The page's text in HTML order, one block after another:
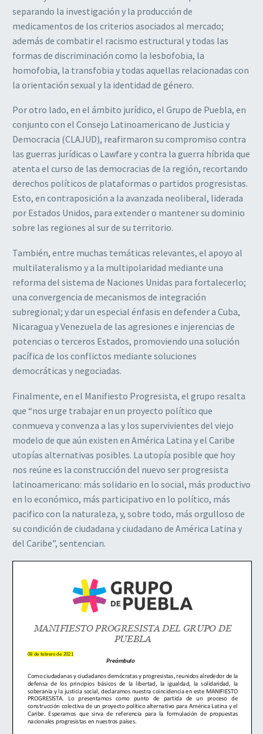
separando la investigación y la producción de
medicamentos de los criterios asociados al mercado;
además de combatir el racismo estructural y todas las
formas de discriminación como la lesbofobia, la
homofobia, la transfobia y todas aquellas relacionadas con
la orientación sexual y la identidad de género.
Por otro lado, en el ámbito jurídico, el Grupo de Puebla, en
conjunto con el Consejo Latinoamericano de Justicia y
Democracia (CLAJUD), reafirmaron su compromiso contra
las guerras jurídicas o Lawfare y contra la guerra híbrida que
atenta el curso de las democracias de la región, recortando
derechos políticos de plataformas o partidos progresistas.
Esto, en contraposición a la avanzada neoliberal, liderada
por Estados Unidos, para extender o mantener su dominio
sobre las regiones al sur de su territorio.
También, entre muchas temáticas relevantes, el apoyo al
multilateralismo y a la multipolaridad mediante una
reforma del sistema de Naciones Unidas para fortalecerlo;
una convergencia de mecanismos de integración
subregional; y dar un especial énfasis en defender a Cuba,
Nicaragua y Venezuela de las agresiones e injerencias de
potencias o terceros Estados, promoviendo una solución
pacífica de los conflictos mediante soluciones
democráticas y negociadas.
Finalmente, en el Manifiesto Progresista, el grupo resalta
que “nos urge trabajar en un proyecto político que
conmueva y convenza a las y los supervivientes del viejo
modelo de que aún existen en América Latina y el Caribe
utopías alternativas posibles. La utopía posible que hoy
nos reúne es la construcción del nuevo ser progresista
latinoamericano: más solidario en lo social, más productivo
en lo económico, más participativo en lo político, más
pacifico con la naturaleza, y, sobre todo, más orgulloso de
su condición de ciudadana y ciudadano de América Latina y
del Caribe”, sentencian.